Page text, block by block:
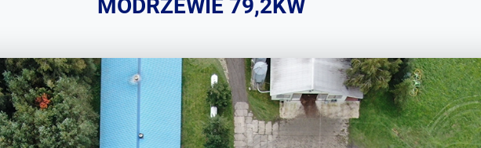
MODRZEWIE 79,2KW